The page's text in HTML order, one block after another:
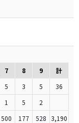
7 8 9
計
5 3 5
36
1 5
2
500 177 528 3,190